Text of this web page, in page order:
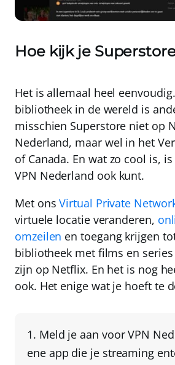
Hoe kijk je
Het is allemaal heel eenvoudig.
bibliotheek in de wereld is
misschien Superstore niet op
Nederland, maar wel in het
of Canada. En wat zo cool is,
VPN Nederland ook kunt.
Met onsVirtual Private
virtuele locatie veranderen,
omzeilen en toegang krijgen
bibliotheek met films en
zijn op Netflix. En het is nog
ook. Het enige wat je hoeft te
Meld je aan voorVPN
ene app die je streaming